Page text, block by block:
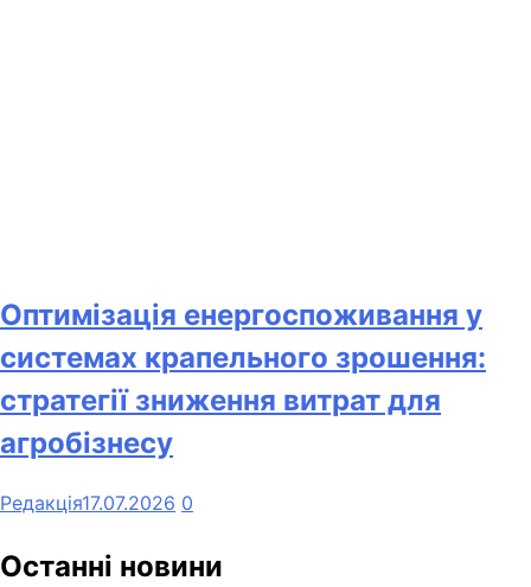
Оптимізація енергоспоживання у
системах крапельного зрошення:
стратегії зниження витрат для
агробізнесу
Редакція17.07.2026 0
Останні новини